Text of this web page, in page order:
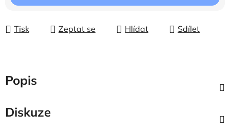
Tisk Zeptat se Hlídat Sdílet
Popis
Diskuze